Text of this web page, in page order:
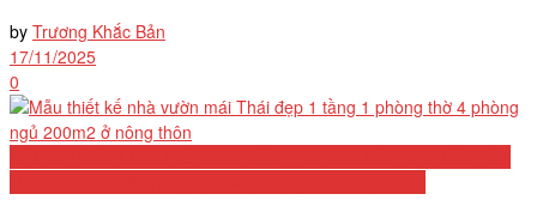
by Trương Khắc Bản
17/11/2025
0